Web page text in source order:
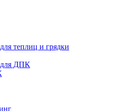
теплиц и грядки
ДПК